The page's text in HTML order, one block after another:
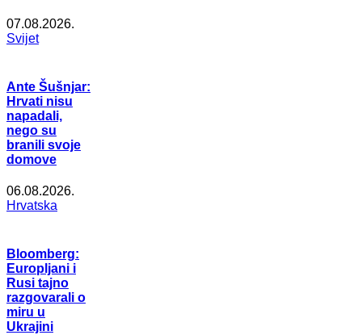
07.08.2026.
Svijet
Ante Šušnjar:
Hrvati nisu
napadali,
nego su
branili svoje
domove
06.08.2026.
Hrvatska
Bloomberg:
Europljani i
Rusi tajno
razgovarali o
miru u
Ukrajini